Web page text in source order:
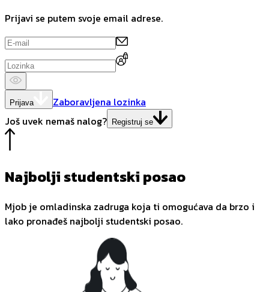
Prijavi se putem svoje email adrese.
Prijava
Zaboravljena lozinka
Još uvek nemaš nalog? Registruj se
Najbolji studentski posao
Mjob je omladinska zadruga koja ti omogućava da brzo i
lako pronađeš najbolji studentski posao.